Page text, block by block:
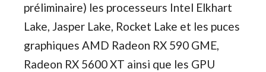
préliminaire) les processeurs Intel Elkhart
Lake, Jasper Lake, Rocket Lake et les puces
graphiques AMD Radeon RX 590 GME,
Radeon RX 5600 XT ainsi que les GPU